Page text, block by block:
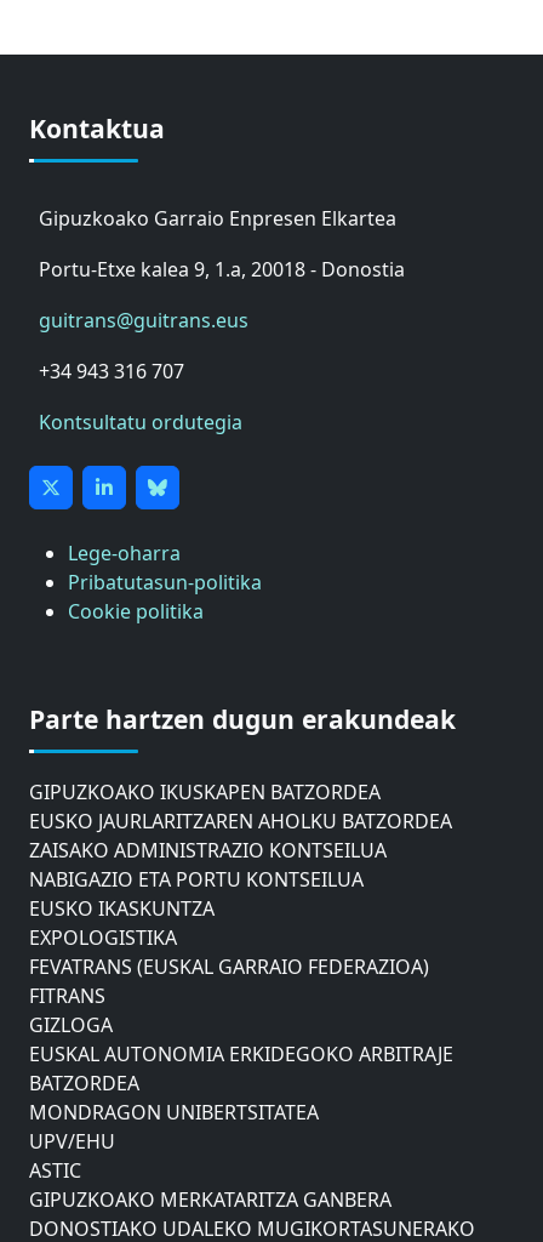
Kontaktua
Gipuzkoako Garraio Enpresen Elkartea
Portu-Etxe kalea 9, 1.a, 20018 - Donostia
guitrans@guitrans.eus
+34 943 316 707
Kontsultatu ordutegia
Lege-oharra
Pribatutasun-politika
Cookie politika
Parte hartzen dugun erakundeak
DONOSTIAKO UDALEKO MUGIKORTASUNERAKO
AHOLKU BATZORDEA
GIPUZKOAKO IKUSKAPEN BATZORDEA
EUSKO JAURLARITZAREN AHOLKU BATZORDEA
ZAISAKO ADMINISTRAZIO KONTSEILUA
NABIGAZIO ETA PORTU KONTSEILUA
EUSKO IKASKUNTZA
EXPOLOGISTIKA
FEVATRANS (EUSKAL GARRAIO FEDERAZIOA)
FITRANS
GIZLOGA
EUSKAL AUTONOMIA ERKIDEGOKO ARBITRAJE
BATZORDEA
MONDRAGON UNIBERTSITATEA
UPV/EHU
ASTIC
GIPUZKOAKO MERKATARITZA GANBERA
DONOSTIAKO UDALEKO MUGIKORTASUNERAKO